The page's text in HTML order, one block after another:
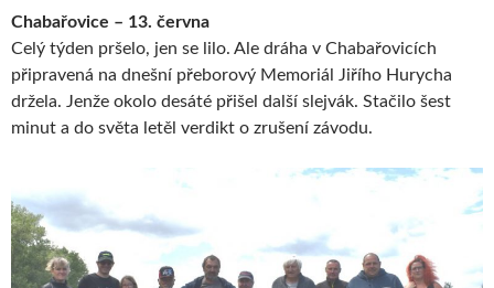
Chabařovice – 13. června
Celý týden pršelo, jen se lilo. Ale dráha v Chabařovicích
připravená na dnešní přeborový Memoriál Jiřího Hurycha
držela. Jenže okolo desáté přišel další slejvák. Stačilo šest
minut a do světa letěl verdikt o zrušení závodu.